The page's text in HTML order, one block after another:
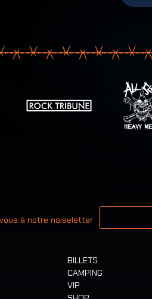
à notre noiseletter
Votre adresse email
BILLETS
CAMPING
VIP